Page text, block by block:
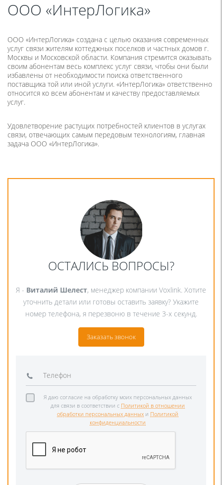
ООО «ИнтерЛогика»
ООО «ИнтерЛогика» создана с целью оказания современных
услуг связи жителям коттеджных поселков и частных домов г.
Москвы и Московской области. Компания стремится оказывать
своим абонентам весь комплекс услуг связи, чтобы они были
избавлены от необходимости поиска ответственного
поставщика той или иной услуги. «ИнтерЛогика» ответственно
относится ко всем абонентам и качеству предоставляемых
услуг.
Удовлетворение растущих потребностей клиентов в услугах
связи, отвечающих самым передовым технологиям, главная
задача ООО «ИнтерЛогика».
ОСТАЛИСЬ ВОПРОСЫ?
Я - Виталий Шелест, менеджер компании Voxlink. Хотите
уточнить детали или готовы оставить заявку? Укажите
номер телефона, я перезвоню в течение 3-х секунд.
Заказать звонок
Я даю согласие на обработку моих персональных данных
для связи в соответствии с Политикой в отношении
обработки персональных данных и Политикой
конфиденциальности